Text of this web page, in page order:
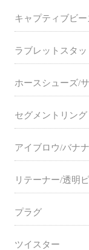
キャプティブビー
ラブレットスタッ
ホースシューズ/
セグメントリング
アイブロウ/バナ
リテーナー/透明
プラグ
ツイスター